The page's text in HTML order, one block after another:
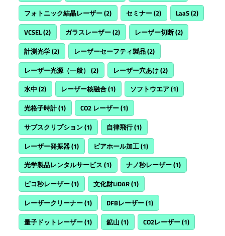
フォトニック結晶レーザー(2) セミナー(2) LaaS(2)
VCSEL(2) ガラスレーザー(2) レーザー切断(2)
計測光学(2) レーザーセーフティ製品(2)
レーザー光源（一般） (2) レーザー穴あけ(2)
水中 (2) レーザー核融合(1) ソフトウエア(1)
光格子時計(1) CO2 レーザー(1)
サブスクリプション(1) 自律飛行(1)
レーザー発振器(1) ビアホール加工(1)
光学製品レンタルサービス (1) ナノ秒レーザー(1)
ピコ秒レーザー(1) 文化財LiDAR(1)
レーザークリーナー(1) DFBレーザー(1)
量子ドットレーザー(1) 鉱山 (1) CO2レーザー(1)